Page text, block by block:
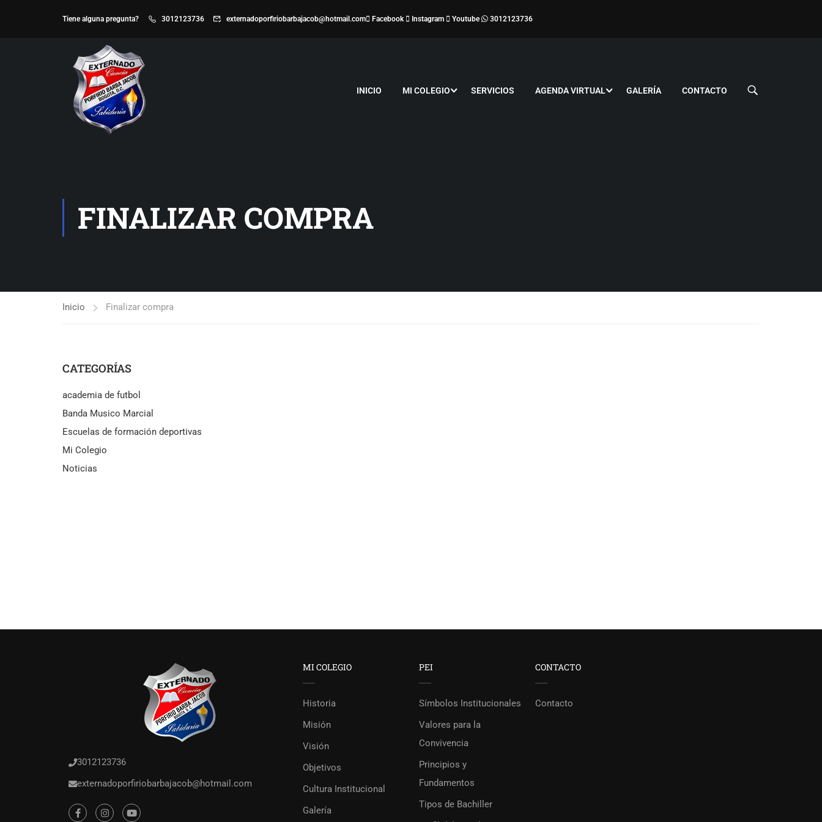
Tiene alguna pregunta? 3012123736 externadoporfiriobarbajacob@hotmail.com Facebook Instagram Youtube 3012123736
INICIO MI COLEGIO SERVICIOS AGENDA VIRTUAL GALERÍA CONTACTO
FINALIZAR COMPRA
Inicio Finalizar compra
CATEGORÍAS
academia de futbol
Banda Musico Marcial
Escuelas de formación deportivas
Mi Colegio
Noticias
3012123736
externadoporfiriobarbajacob@hotmail.com
MI COLEGIO
Historia
Misión
Visión
Objetivos
Cultura Institucional
Galería
PEI
Símbolos Institucionales
Valores para la
Convivencia
Principios y
Fundamentos
Tipos de Bachiller
CONTACTO
Contacto